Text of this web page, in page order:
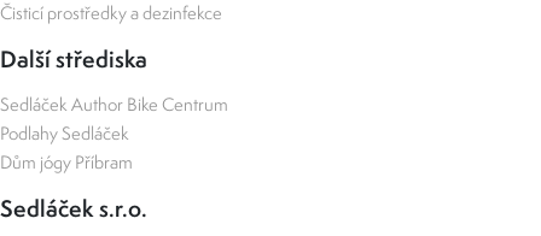
Čisticí prostředky a dezinfekce
Další střediska
Sedláček Author Bike Centrum
Podlahy Sedláček
Dům jógy Příbram
Sedláček s.r.o.